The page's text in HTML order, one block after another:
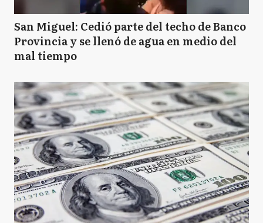
San Miguel: Cedió parte del techo de Banco
Provincia y se llenó de agua en medio del
mal tiempo